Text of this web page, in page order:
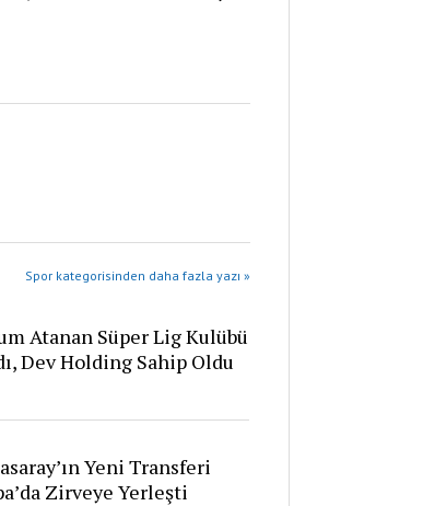
Spor kategorisinden daha fazla yazı »
Atanan Süper Lig Kulübü
Dev Holding Sahip Oldu
Yeni Transferi
Zirveye Yerleşti